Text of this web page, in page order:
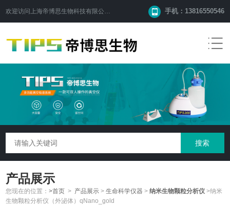
欢迎访问 上海帝博思生物科技有限公司 手机：13816550546
产品展示
您现在的位置：>首页 > 产品展示 >生命科学仪器 >纳米生物颗粒分析仪 >纳米
生物颗粒分析仪（外泌体）qNano_gold